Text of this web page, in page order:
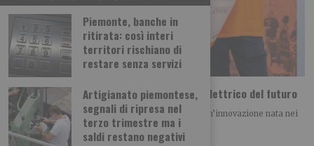
Piemonte, banche in
ritirata: così interi
territori rischiano di
restare senza servizi
Artigianato piemontese,
segnali di ripresa nel
terzo trimestre ma i
saldi restano negativi
Dal Politecnico di Torino arriva il motore elettrico del futuro
Il progetto IONX conquista il BAITE Award 2026 Un’innovazione nata nei
laboratori del Politecnico di Torino